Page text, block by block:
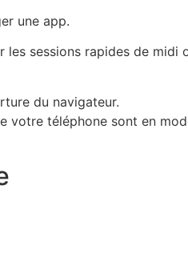
une app.
sessions rapides de midi
du navigateur.
votre téléphone sont en